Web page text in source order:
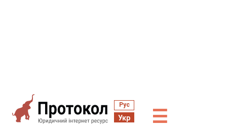
Рус
Укр ☰